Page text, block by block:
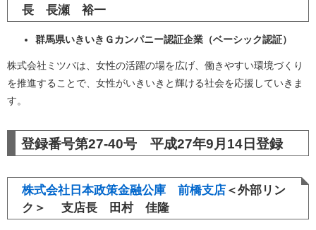
長 長瀬 裕一
群馬県いきいきＧカンパニー認証企業（ベーシック認証）
株式会社ミツバは、女性の活躍の場を広げ、働きやすい環境づくり
を推進することで、女性がいきいきと輝ける社会を応援していきま
す。
登録番号第27-40号 平成27年9月14日登録
株式会社日本政策金融公庫 前橋支店 ＜外部リン
ク＞
支店長 田村 佳隆